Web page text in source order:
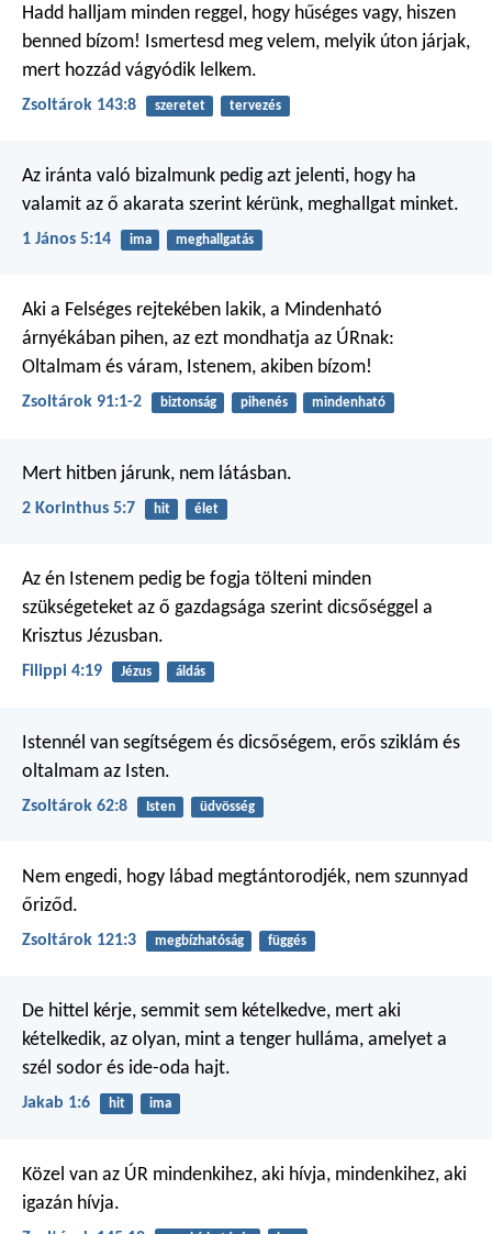
Hadd halljam minden reggel, hogy hűséges vagy, hiszen
benned bízom! Ismertesd meg velem, melyik úton járjak,
mert hozzád vágyódik lelkem.
Zsoltárok 143:8 szeretet tervezés
Az iránta való bizalmunk pedig azt jelenti, hogy ha
valamit az ő akarata szerint kérünk, meghallgat minket.
1 János 5:14 ima meghallgatás
Aki a Felséges rejtekében lakik, a Mindenható
árnyékában pihen, az ezt mondhatja az ÚRnak:
Oltalmam és váram, Istenem, akiben bízom!
Zsoltárok 91:1-2 biztonság pihenés mindenható
Mert hitben járunk, nem látásban.
2 Korinthus 5:7 hit élet
Az én Istenem pedig be fogja tölteni minden
szükségeteket az ő gazdagsága szerint dicsőséggel a
Krisztus Jézusban.
Filippi 4:19 Jézus áldás
Istennél van segítségem és dicsőségem, erős sziklám és
oltalmam az Isten.
Zsoltárok 62:8 Isten üdvösség
Nem engedi, hogy lábad megtántorodjék, nem szunnyad
őriződ.
Zsoltárok 121:3 megbízhatóság függés
De hittel kérje, semmit sem kételkedve, mert aki
kételkedik, az olyan, mint a tenger hulláma, amelyet a
szél sodor és ide-oda hajt.
Jakab 1:6 hit ima
Közel van az ÚR mindenkihez, aki hívja, mindenkihez, aki
igazán hívja.